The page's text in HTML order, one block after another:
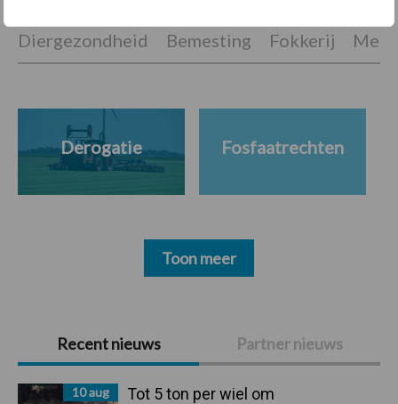
Primaire
Sidebar
Recent nieuws Partner nieuws
10 aug
Tot 5 ton per wiel om
Diergezondheid Bemesting Fokkerij
Derogatie Fosfaatrechten
Toon meer